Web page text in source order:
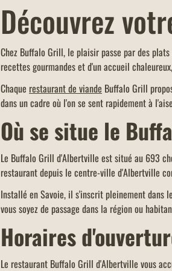
OFFRE FAMILLES NOMBREUSES
Un menu KIDS offert dans tous les
restaurants Buffalo Grill sur présentation de
votre carte famille nombreuse et dans la
limite d'un menu KIDS par addition.
Découvrez
Chez Buffalo Grill, le plaisir passe par des
recettes gourmandes et d'un accueil
Chaque restaurant de viande Buffalo Grill
dans un cadre où l'on se sent rapidement à
Où se situe le
Le Buffalo Grill d'Albertville est situé au 693
restaurant depuis le centre-ville d'Albertville
Installé en Savoie, il s'inscrit pleinement dans
vous soyez de passage dans la région ou
Horaires
Le restaurant Buffalo Grill d'Albertville vous